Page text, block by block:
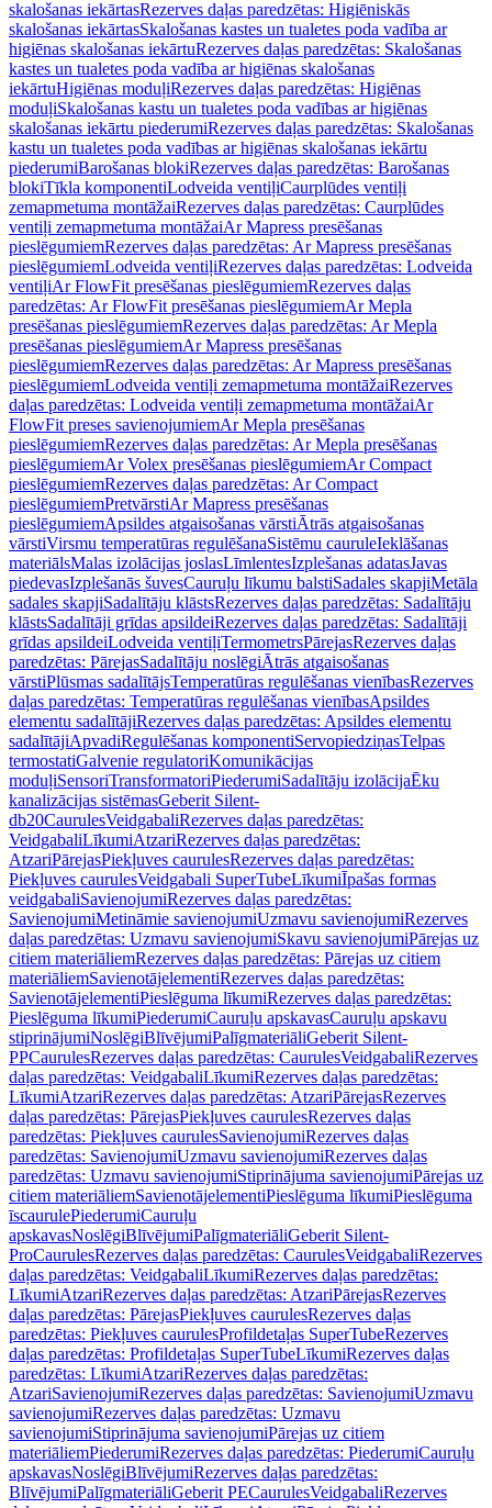
skalošanas iekārtasRezerves daļas paredzētas: Higiēniskās
skalošanas iekārtasSkalošanas kastes un tualetes poda vadība ar
higiēnas skalošanas iekārtuRezerves daļas paredzētas: Skalošanas
kastes un tualetes poda vadība ar higiēnas skalošanas
iekārtuHigiēnas moduļiRezerves daļas paredzētas: Higiēnas
moduļiSkalošanas kastu un tualetes poda vadības ar higiēnas
skalošanas iekārtu piederumiRezerves daļas paredzētas: Skalošanas
kastu un tualetes poda vadības ar higiēnas skalošanas iekārtu
piederumiBarošanas blokiRezerves daļas paredzētas: Barošanas
blokiTīkla komponentiLodveida ventiļiCaurplūdes ventiļi
zemapmetuma montāžaiRezerves daļas paredzētas: Caurplūdes
ventiļi zemapmetuma montāžaiAr Mapress presēšanas
pieslēgumiemRezerves daļas paredzētas: Ar Mapress presēšanas
pieslēgumiemLodveida ventiļiRezerves daļas paredzētas: Lodveida
ventiļiAr FlowFit presēšanas pieslēgumiemRezerves daļas
paredzētas: Ar FlowFit presēšanas pieslēgumiemAr Mepla
presēšanas pieslēgumiemRezerves daļas paredzētas: Ar Mepla
presēšanas pieslēgumiemAr Mapress presēšanas
pieslēgumiemRezerves daļas paredzētas: Ar Mapress presēšanas
pieslēgumiemLodveida ventiļi zemapmetuma montāžaiRezerves
daļas paredzētas: Lodveida ventiļi zemapmetuma montāžaiAr
FlowFit preses savienojumiemAr Mepla presēšanas
pieslēgumiemRezerves daļas paredzētas: Ar Mepla presēšanas
pieslēgumiemAr Volex presēšanas pieslēgumiemAr Compact
pieslēgumiemRezerves daļas paredzētas: Ar Compact
pieslēgumiemPretvārstiAr Mapress presēšanas
pieslēgumiemApsildes atgaisošanas vārstiĀtrās atgaisošanas
vārstiVirsmu temperatūras regulēšanaSistēmu cauruleIeklāšanas
materiālsMalas izolācijas joslasLīmlentesIzplešanas adatasJavas
piedevasIzplešanās šuvesCauruļu līkumu balstiSadales skapjiMetāla
sadales skapjiSadalītāju klāstsRezerves daļas paredzētas: Sadalītāju
klāstsSadalītāji grīdas apsildeiRezerves daļas paredzētas: Sadalītāji
grīdas apsildeiLodveida ventiļiTermometrsPārejasRezerves daļas
paredzētas: PārejasSadalītāju noslēgiĀtrās atgaisošanas
vārstiPlūsmas sadalītājsTemperatūras regulēšanas vienībasRezerves
daļas paredzētas: Temperatūras regulēšanas vienībasApsildes
elementu sadalītājiRezerves daļas paredzētas: Apsildes elementu
sadalītājiApvadiRegulēšanas komponentiServopiedziņasTelpas
termostatiGalvenie regulatoriKomunikācijas
moduļiSensoriTransformatoriPiederumiSadalītāju izolācijaĒku
kanalizācijas sistēmasGeberit Silent-
db20CaurulesVeidgabaliRezerves daļas paredzētas:
VeidgabaliLīkumiAtzariRezerves daļas paredzētas:
AtzariPārejasPiekļuves caurulesRezerves daļas paredzētas:
Piekļuves caurulesVeidgabali SuperTubeLīkumiĪpašas formas
veidgabaliSavienojumiRezerves daļas paredzētas:
SavienojumiMetināmie savienojumiUzmavu savienojumiRezerves
daļas paredzētas: Uzmavu savienojumiSkavu savienojumiPārejas uz
citiem materiāliemRezerves daļas paredzētas: Pārejas uz citiem
materiāliemSavienotājelementiRezerves daļas paredzētas:
SavienotājelementiPieslēguma līkumiRezerves daļas paredzētas:
Pieslēguma līkumiPiederumiCauruļu apskavasCauruļu apskavu
stiprinājumiNoslēgiBlīvējumiPalīgmateriāliGeberit Silent-
PPCaurulesRezerves daļas paredzētas: CaurulesVeidgabaliRezerves
daļas paredzētas: VeidgabaliLīkumiRezerves daļas paredzētas:
LīkumiAtzariRezerves daļas paredzētas: AtzariPārejasRezerves
daļas paredzētas: PārejasPiekļuves caurulesRezerves daļas
paredzētas: Piekļuves caurulesSavienojumiRezerves daļas
paredzētas: SavienojumiUzmavu savienojumiRezerves daļas
paredzētas: Uzmavu savienojumiStiprinājuma savienojumiPārejas uz
citiem materiāliemSavienotājelementiPieslēguma līkumiPieslēguma
īscaurulePiederumiCauruļu
apskavasNoslēgiBlīvējumiPalīgmateriāliGeberit Silent-
ProCaurulesRezerves daļas paredzētas: CaurulesVeidgabaliRezerves
daļas paredzētas: VeidgabaliLīkumiRezerves daļas paredzētas:
LīkumiAtzariRezerves daļas paredzētas: AtzariPārejasRezerves
daļas paredzētas: PārejasPiekļuves caurulesRezerves daļas
paredzētas: Piekļuves caurulesProfildetaļas SuperTubeRezerves
daļas paredzētas: Profildetaļas SuperTubeLīkumiRezerves daļas
paredzētas: LīkumiAtzariRezerves daļas paredzētas:
AtzariSavienojumiRezerves daļas paredzētas: SavienojumiUzmavu
savienojumiRezerves daļas paredzētas: Uzmavu
savienojumiStiprinājuma savienojumiPārejas uz citiem
materiāliemPiederumiRezerves daļas paredzētas: PiederumiCauruļu
apskavasNoslēgiBlīvējumiRezerves daļas paredzētas:
BlīvējumiPalīgmateriāliGeberit PECaurulesVeidgabaliRezerves